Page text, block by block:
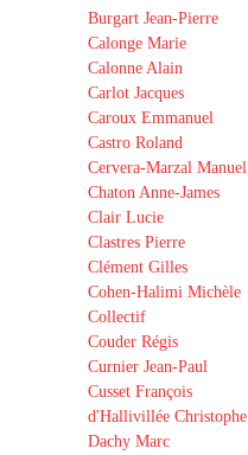
Burgart Jean-Pierre
Calonge Marie
Calonne Alain
Carlot Jacques
Caroux Emmanuel
Castro Roland
Cervera-Marzal Manuel
Chaton Anne-James
Clair Lucie
Clastres Pierre
Clément Gilles
Cohen-Halimi Michèle
Collectif
Couder Régis
Curnier Jean-Paul
Cusset François
d'Hallivillée Christophe
Dachy Marc